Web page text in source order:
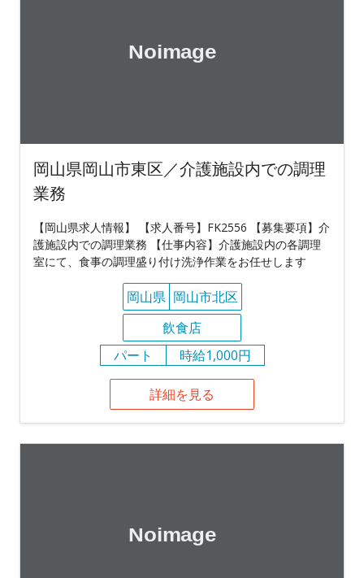
岡山県岡山市東区／介護施設内での調理
業務
【岡山県求人情報】 【求人番号】FK2556 【募集要項】介
護施設内での調理業務 【仕事内容】介護施設内の各調理
室にて、食事の調理盛り付け洗浄作業をお任せします
岡山県 岡山市北区
飲食店
パート
時給1,000円
詳細を見る